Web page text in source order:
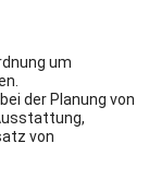
um
der Planung von
von